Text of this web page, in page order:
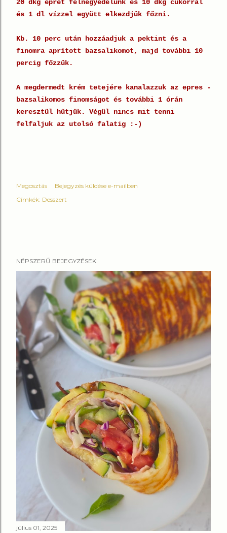
20 dkg epret felnegyedelünk és 10 dkg cukorral
és 1 dl vízzel együtt elkezdjük főzni.
Kb. 10 perc után hozzáadjuk a pektint és a
finomra aprított bazsalikomot, majd további 10
percig főzzük.
A megdermedt krém tetejére kanalazzuk az epres -
bazsalikomos finomságot és további 1 órán
keresztül hűtjük. Végül nincs mit tenni
felfaljuk az utolsó falatig :-)
Megosztás
Bejegyzés küldése e-mailben
Címkék: Desszert
NÉPSZERŰ BEJEGYZÉSEK
július 01, 2025